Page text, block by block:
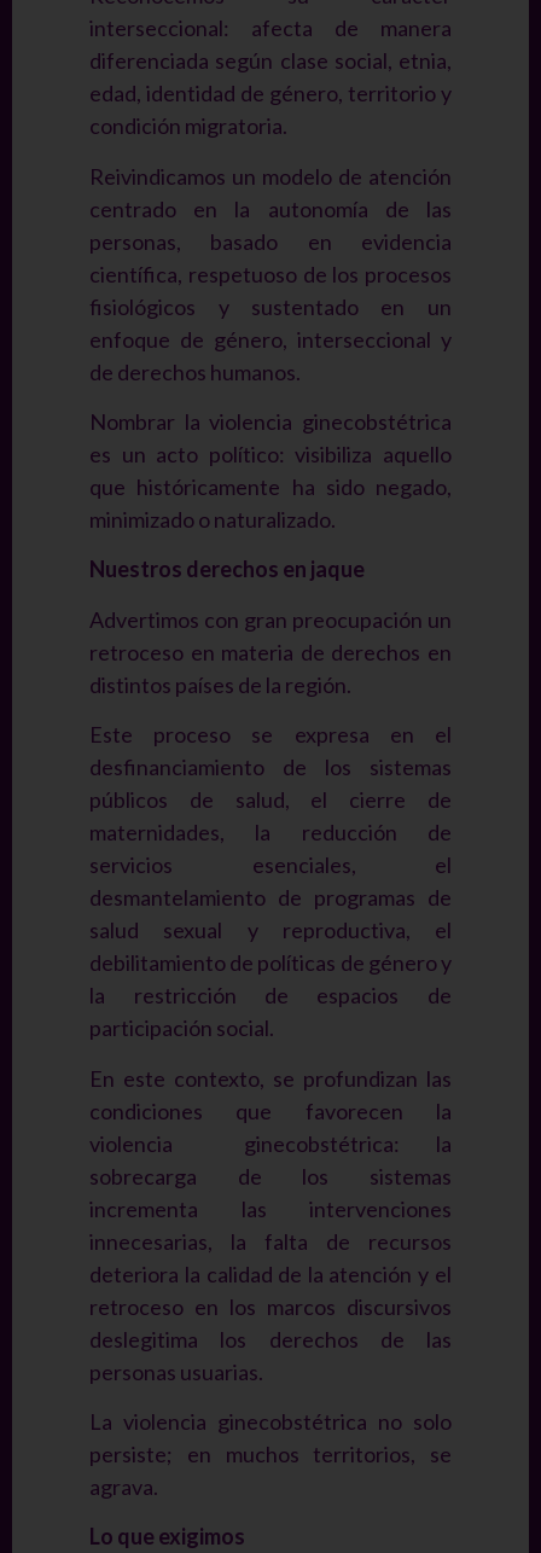
interseccional: afecta de manera
diferenciada según clase social, etnia,
edad, identidad de género, territorio y
condición migratoria.
Reivindicamos un modelo de atención
centrado en la autonomía de las
personas, basado en evidencia
científica, respetuoso de los procesos
fisiológicos y sustentado en un
enfoque de género, interseccional y
de derechos humanos.
Nombrar la violencia ginecobstétrica
es un acto político: visibiliza aquello
que históricamente ha sido negado,
minimizado o naturalizado.
Nuestros derechos en jaque
Advertimos con gran preocupación un
retroceso en materia de derechos en
distintos países de la región.
Este proceso se expresa en el
desfinanciamiento de los sistemas
públicos de salud, el cierre de
maternidades, la reducción de
servicios esenciales, el
desmantelamiento de programas de
salud sexual y reproductiva, el
debilitamiento de políticas de género y
la restricción de espacios de
participación social.
En este contexto, se profundizan las
condiciones que favorecen la
violencia ginecobstétrica: la
sobrecarga de los sistemas
incrementa las intervenciones
innecesarias, la falta de recursos
deteriora la calidad de la atención y el
retroceso en los marcos discursivos
deslegitima los derechos de las
personas usuarias.
La violencia ginecobstétrica no solo
persiste; en muchos territorios, se
agrava.
Lo que exigimos